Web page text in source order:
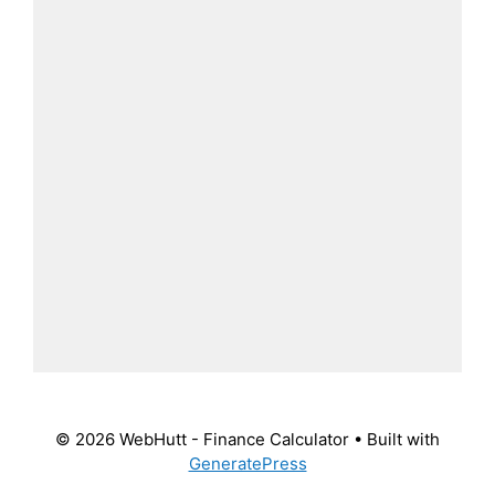
© 2026 WebHutt - Finance Calculator • Built with
GeneratePress